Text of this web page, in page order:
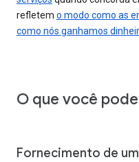
refletem o modo como as
como nós ganhamos
O que você
Fornecimento de